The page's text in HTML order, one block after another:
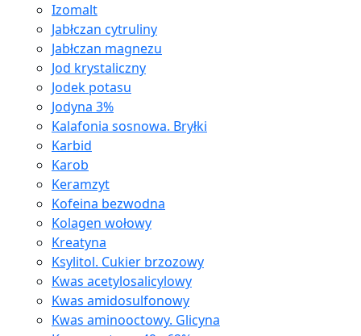
Izomalt
Jabłczan cytruliny
Jabłczan magnezu
Jod krystaliczny
Jodek potasu
Jodyna 3%
Kalafonia sosnowa. Bryłki
Karbid
Karob
Keramzyt
Kofeina bezwodna
Kolagen wołowy
Kreatyna
Ksylitol. Cukier brzozowy
Kwas acetylosalicylowy
Kwas amidosulfonowy
Kwas aminooctowy. Glicyna